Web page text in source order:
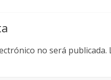
no será publicada.